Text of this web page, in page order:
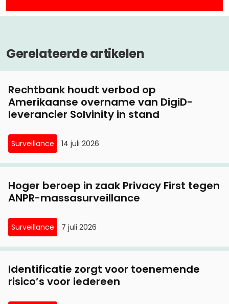
Gerelateerde artikelen
Rechtbank houdt verbod op
Amerikaanse overname van DigiD-
leverancier Solvinity in stand
Surveillance 14 juli 2026
Hoger beroep in zaak Privacy First tegen
ANPR-massasurveillance
Surveillance 7 juli 2026
Identificatie zorgt voor toenemende
risico’s voor iedereen